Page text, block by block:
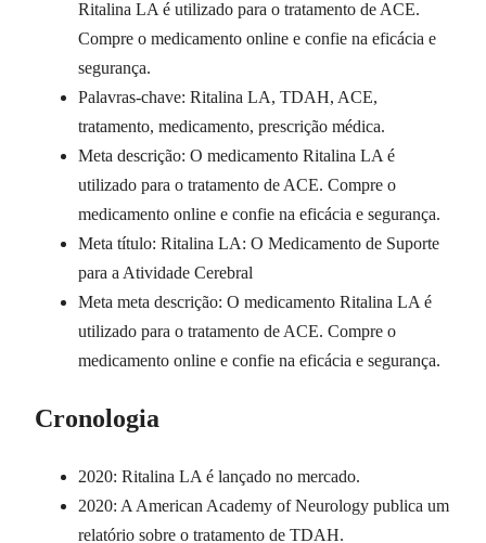
Ritalina LA é utilizado para o tratamento de ACE.
Compre o medicamento online e confie na eficácia e
segurança.
Palavras-chave: Ritalina LA, TDAH, ACE,
tratamento, medicamento, prescrição médica.
Meta descrição: O medicamento Ritalina LA é
utilizado para o tratamento de ACE. Compre o
medicamento online e confie na eficácia e segurança.
Meta título: Ritalina LA: O Medicamento de Suporte
para a Atividade Cerebral
Meta meta descrição: O medicamento Ritalina LA é
utilizado para o tratamento de ACE. Compre o
medicamento online e confie na eficácia e segurança.
Cronologia
2020: Ritalina LA é lançado no mercado.
2020: A American Academy of Neurology publica um
relatório sobre o tratamento de TDAH.